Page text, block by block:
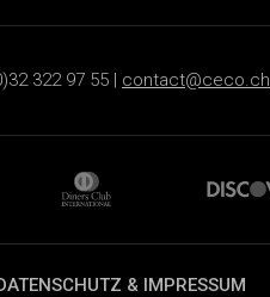
322 97 55 | contact@ceco.ch
& IMPRESSUM